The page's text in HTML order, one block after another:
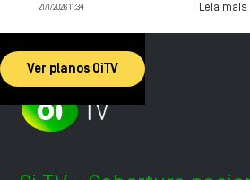
21/1/2026 11:34 Leia mais
Ver planos OiTV